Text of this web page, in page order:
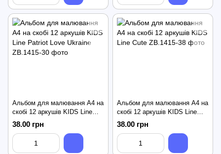
Альбом для малювання А4 на
скобі 12 аркушів KIDS Line
Patriot Love Ukraine
38.00 грн
Альбом для малювання А4 на
скобі 12 аркушів KIDS Line
Cute
38.00 грн